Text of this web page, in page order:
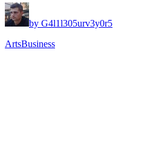
by G4l1l305urv3y0r5
ArtsBusiness